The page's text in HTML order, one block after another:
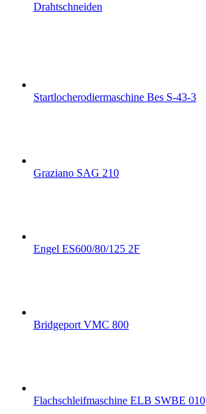
Drahtschneiden
Startlocherodiermaschine Bes S-43-3
Graziano SAG 210
Engel ES600/80/125 2F
Bridgeport VMC 800
Flachschleifmaschine ELB SWBE 010